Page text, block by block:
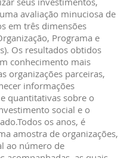
avaliação minuciosa de
em três dimensões
Programa e
Os resultados obtidos
conhecimento mais
organizações parceiras,
informações
quantitativas sobre o
social e o
os anos, é
amostra de organizações,
ao número de
acompanhadas, as quais